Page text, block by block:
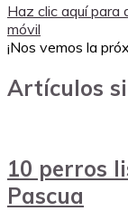
Haz clic aquí para
móvil
¡Nos vemos la
Artículos
10 perros
Pascua